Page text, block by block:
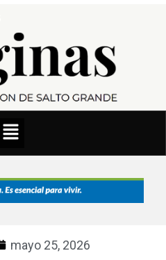
mayo 25, 2026